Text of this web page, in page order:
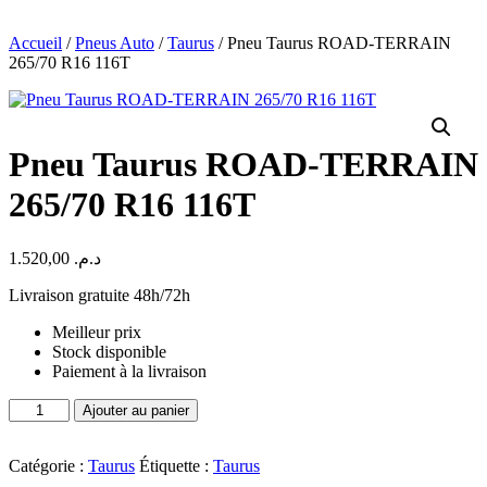
Accueil /Pneus Auto /Taurus / Pneu Taurus ROAD-TERRAIN
265/70 R16 116T
Pneu Taurus ROAD-TERRAIN
265/70 R16 116T
د.م.
Livraison gratuite 48h/72h
Meilleur prix
Stock disponible
Paiement à la livraison
quantité
de
Taurus
Ajouter au panier
Catégorie : Taurus Étiquette : Taurus